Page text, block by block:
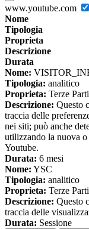
www.youtube.com
Nome
Tipologia
Proprieta
Descrizione
Durata
Nome:
Tipologia: analitico
Proprieta: Terze Parti
Descrizione: Questo
traccia delle
nei siti; può anche
utilizzando la nuova
Youtube.
Durata: 6 mesi
Nome: YSC
Tipologia: analitico
Proprieta: Terze Parti
Descrizione: Questo
traccia delle
Durata: Sessione